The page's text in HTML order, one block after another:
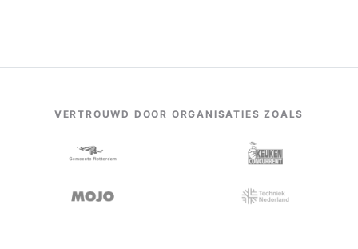
VERTROUWD DOOR ORGANISATIES ZOALS